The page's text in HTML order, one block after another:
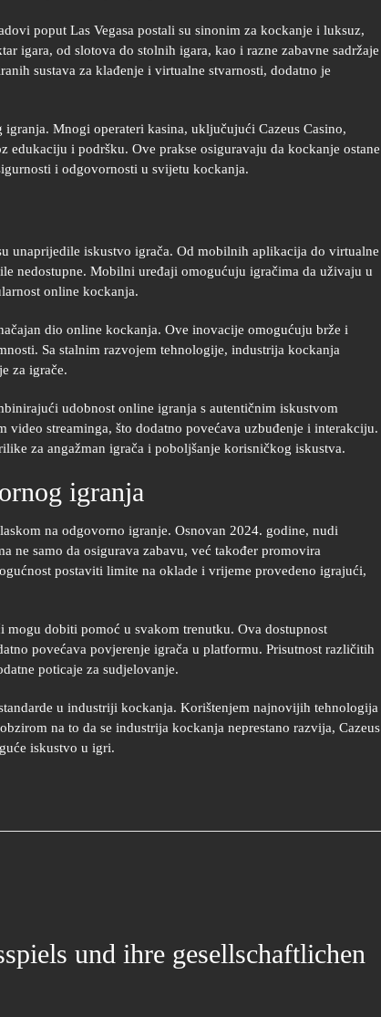
poput Las Vegasa postali su sinonim za kockanje i luksuz,
igara, od slotova do stolnih igara, kao i razne zabavne sadržaje
sustava za klađenje i virtualne stvarnosti, dodatno je
Mnogi operateri kasina, uključujući Cazeus Casino,
i podršku. Ove prakse osiguravaju da kockanje ostane
i odgovornosti u svijetu kockanja.
unaprijedile iskustvo igrača. Od mobilnih aplikacija do virtualne
nedostupne. Mobilni uređaji omogućuju igračima da uživaju u
online kockanja.
dio online kockanja. Ove inovacije omogućuju brže i
Sa stalnim razvojem tehnologije, industrija kockanja
za igrače.
udobnost online igranja s autentičnim iskustvom
streaminga, što dodatno povećava uzbuđenje i interakciju.
za angažman igrača i poboljšanje korisničkog iskustva.
igranja
na odgovorno igranje. Osnovan 2024. godine, nudi
ne samo da osigurava zabavu, već također promovira
postaviti limite na oklade i vrijeme provedeno igrajući,
mogu dobiti pomoć u svakom trenutku. Ova dostupnost
povećava povjerenje igrača u platformu. Prisutnost različitih
poticaje za sudjelovanje.
u industriji kockanja. Korištenjem najnovijih tehnologija
na to da se industrija kockanja neprestano razvija, Cazeus
iskustvo u igri.
und ihre gesellschaftlichen